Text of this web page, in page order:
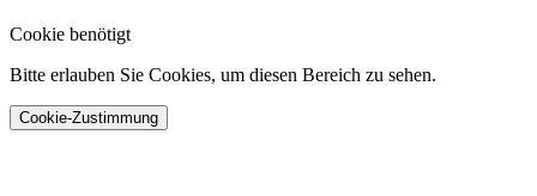
Cookie benötigt
Bitte erlauben Sie Cookies, um diesen Bereich zu sehen.
Cookie-Zustimmung